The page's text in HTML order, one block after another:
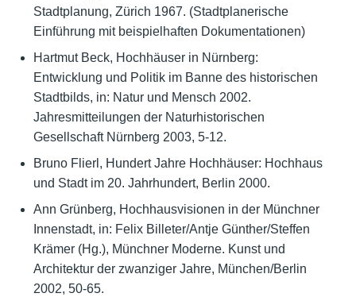
Stadtplanung, Zürich 1967. (Stadtplanerische
Einführung mit beispielhaften Dokumentationen)
Hartmut Beck, Hochhäuser in Nürnberg:
Entwicklung und Politik im Banne des historischen
Stadtbilds, in: Natur und Mensch 2002.
Jahresmitteilungen der Naturhistorischen
Gesellschaft Nürnberg 2003, 5-12.
Bruno Flierl, Hundert Jahre Hochhäuser: Hochhaus
und Stadt im 20. Jahrhundert, Berlin 2000.
Ann Grünberg, Hochhausvisionen in der Münchner
Innenstadt, in: Felix Billeter/Antje Günther/Steffen
Krämer (Hg.), Münchner Moderne. Kunst und
Architektur der zwanziger Jahre, München/Berlin
2002, 50-65.